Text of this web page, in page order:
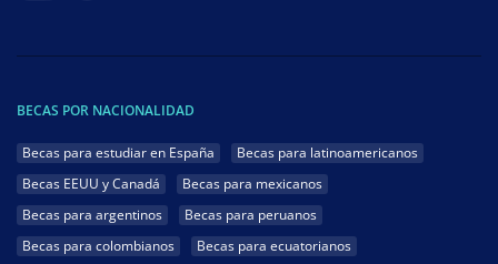
BECAS POR NACIONALIDAD
Becas para estudiar en España
Becas para latinoamericanos
Becas EEUU y Canadá
Becas para mexicanos
Becas para argentinos
Becas para peruanos
Becas para colombianos
Becas para ecuatorianos